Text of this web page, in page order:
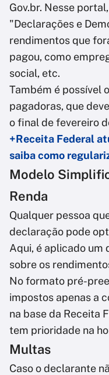
Gov.br. Nesse
"Declarações e
rendimentos que
pagou, como
social, etc.
Também é possível
pagadoras, que
o final de fevereiro
+Receita Federal
saiba como
Modelo
Renda
Qualquer pessoa
declaração pode
Aqui, é aplicado um
sobre os
No formato pré-
impostos apenas a
na base da Receita
tem prioridade na
Multas
Caso o declarante